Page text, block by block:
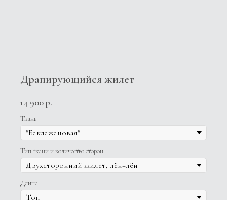
Драпирующийся жилет
14 900р.
Ткань
Тип ткани и количество сторон
Длина